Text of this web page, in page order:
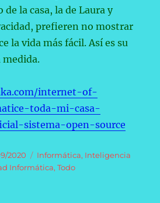
la casa, la de Laura y
prefieren no mostrar
la vida más fácil. Así es su
medida.
internet-of-
toda-mi-casa-
sistema-open-source
2020 Categorías
Informática, Inteligencia
Informática,Todo